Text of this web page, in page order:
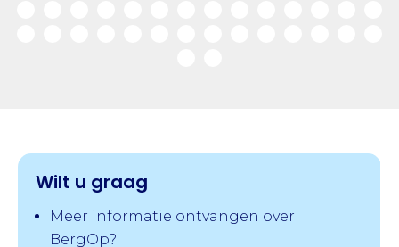
Wilt u graag
Meer informatie ontvangen over
BergOp?